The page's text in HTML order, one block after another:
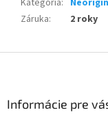
Záruka: 2 roky
Informácie pre